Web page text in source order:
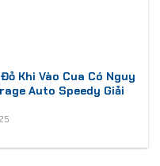
Khi Vào Cua Có Nguy
Auto Speedy Giải